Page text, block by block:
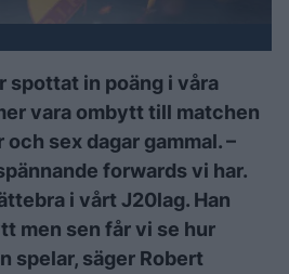
spottat in poäng i våra
vara ombytt till matchen
och sex dagar gammal. –
forwards vi har.
i vårt J20lag. Han
men sen får vi se hur
spelar, säger Robert